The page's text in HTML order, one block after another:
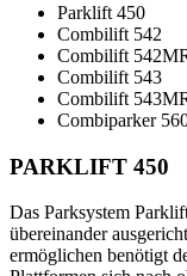
Parklift 450
Combilift 542
Combilift
Combilift 543
Combilift
Combiparker
PARKLIFT 450
Das Parksystem
übereinander
ermöglichen benötigt